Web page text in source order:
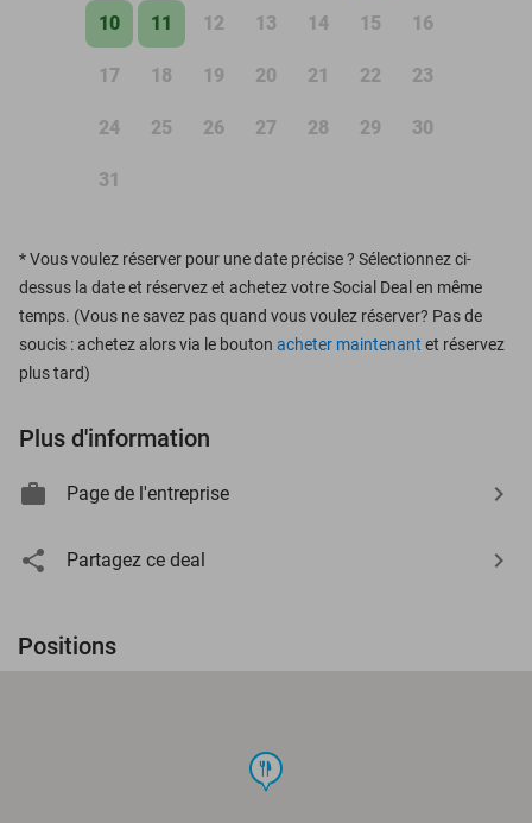
10 11 12 13 14 15 16
17 18 19 20 21 22 23
24 25 26 27 28 29 30
31
*Vous voulez réserver pour une date précise ? Sélectionnez ci-
dessus la date et réservez et achetez votre Social Deal en même
temps. (Vous ne savez pas quand vous voulez réserver? Pas de
soucis : achetez alors via le bouton acheter maintenant et réservez
plus tard)
Plus d'information
Page de l'entreprise
Partagez ce deal
Positions
food